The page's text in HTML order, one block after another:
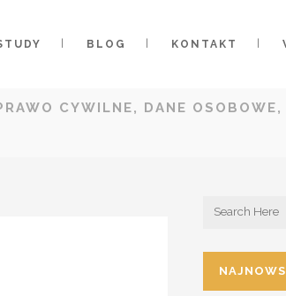
BLOG KONTAKT
CYWILNE, DANE OSOBOWE,